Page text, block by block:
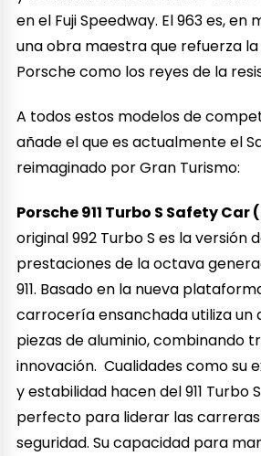
en el Fuji Speedway. El 963 es, en
una obra maestra que refuerza
Porsche como los reyes de la
A todos estos modelos de
añade el que es actualmente el
reimaginado por Gran Turismo:
Porsche 911 Turbo S Safety Car
original 992 Turbo S es la versión
prestaciones de la octava
911. Basado en la nueva
carrocería ensanchada utiliza
piezas de aluminio, combinando
innovación. Cualidades como su
y estabilidad hacen del 911 Turbo
perfecto para liderar las
seguridad. Su capacidad para